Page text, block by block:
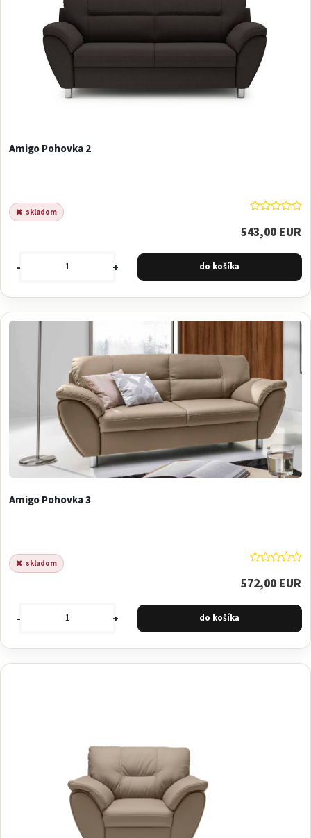
Amigo Pohovka 2
543,00 EUR
skladom
- +
Amigo Pohovka 3
572,00 EUR
skladom
- +